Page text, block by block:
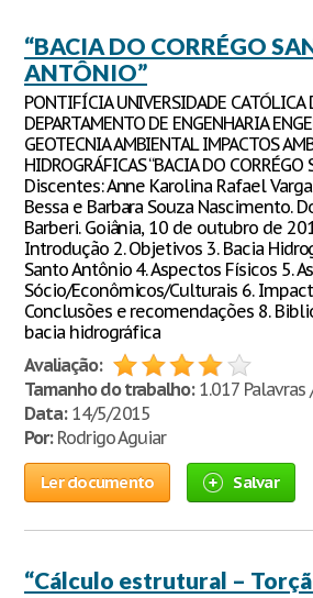
“BACIA DO CORRÉGO
ANTÔNIO”
PONTIFÍCIA UNIVERSIDADE CATÓLICA
DEPARTAMENTO DE ENGENHARIA
GEOTECNIA AMBIENTAL IMPACTOS
HIDROGRÁFICAS “BACIA DO CORRÉGO
Discentes: Anne Karolina Rafael
Bessa e Barbara Souza Nascimento.
Barberi. Goiânia, 10 de outubro de
Introdução 2. Objetivos 3. Bacia
Santo Antônio 4. Aspectos Físicos 5.
Sócio/Econômicos/Culturais 6.
Conclusões e recomendações 8.
bacia hidrográfica
Avaliação:
Tamanho do trabalho:1.017 Palavras
Data:14/5/2015
Por:Rodrigo Aguiar
Ler documento Salvar
“Cálculo estrutural –